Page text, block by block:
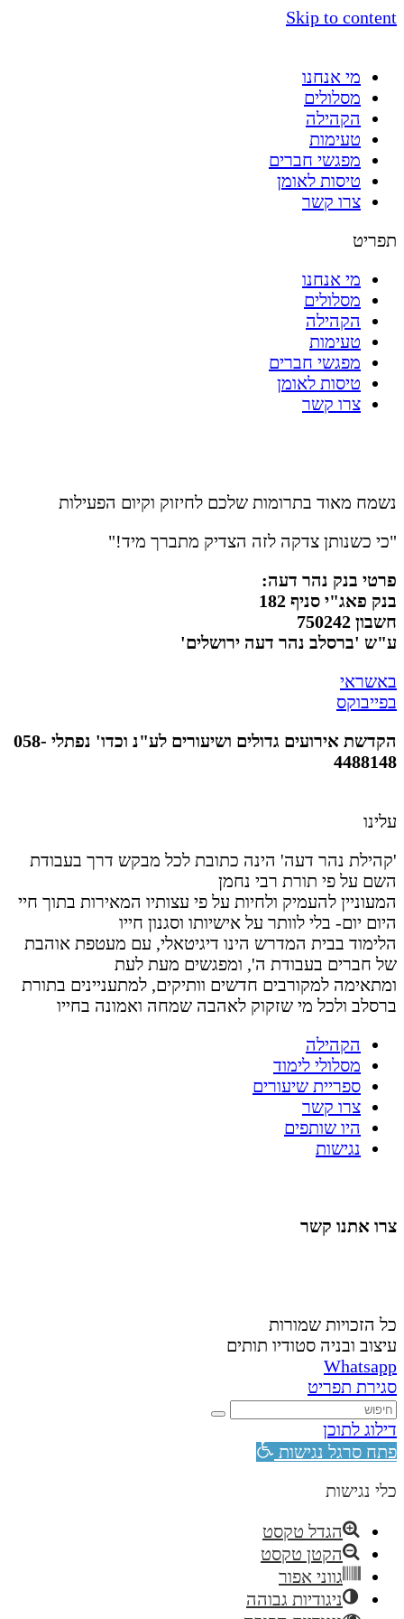
Skip to content
מי אנחנו
מסלולים
הקהילה
טעימות
מפגשי חברים
טיסות לאומן
צרו קשר
תפריט
מי אנחנו
מסלולים
הקהילה
טעימות
מפגשי חברים
טיסות לאומן
צרו קשר
נשמח מאוד בתרומות שלכם לחיזוק וקיום הפעילות
"כי כשנותן צדקה לזה הצדיק מתברך מיד!"
פרטי בנק נהר דעה:
בנק פאג"י סניף 182
חשבון 750242
ע"ש 'ברסלב נהר דעה ירושלים'
באשראי
בפייבוקס
הקדשת אירועים גדולים ושיעורים לע"נ וכדו' נפתלי 058-
4488148
עלינו
'קהילת נהר דעה' הינה כתובת לכל מבקש דרך בעבודת
השם על פי תורת רבי נחמן
המעוניין להעמיק ולחיות על פי עצותיו המאירות בתוך חיי
היום יום- בלי לוותר על אישיותו וסגנון חייו
הלימוד בבית המדרש הינו דיגיטאלי, עם מעטפת אוהבת
של חברים בעבודת ה', ומפגשים מעת לעת
ומתאימה למקורבים חדשים וותיקים, למתעניינים בתורת
ברסלב ולכל מי שזקוק לאהבה שמחה ואמונה בחייו
הקהילה
מסלולי לימוד
ספריית שיעורים
צרו קשר
היו שותפים
נגישות
צרו אתנו קשר
כל הזכויות שמורות
עיצוב ובניה סטודיו תותים
Whatsapp
סגירת תפריט
דילוג לתוכן
פתח סרגל נגישות
כלי נגישות
הגדל טקסט
הקטן טקסט
גווני אפור
ניגודיות גבוהה